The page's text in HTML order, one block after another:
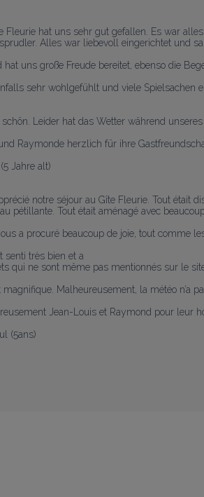
Fleurie hat uns sehr gut gefallen. Es war
Alles war liebevoll eingerichtet und
uns große Freude bereitet, ebenso die
sehr wohlgefühlt und viele
Leider hat das Wetter während
Raymonde herzlich für ihre
Jahre alt)
notre séjour au Gîte Fleurie. Tout
pétillante. Tout était aménagé avec
a procuré beaucoup de joie, tout comme
senti très bien et a
qui ne sont même pas mentionnés sur le
magnifique. Malheureusement, la météo n’a
Jean-Louis et Raymond pour leur
(5ans)